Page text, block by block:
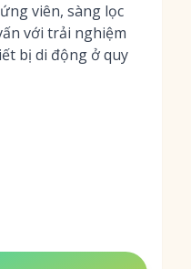
viên, sàng lọc
với trải nghiệm
bị di động ở quy